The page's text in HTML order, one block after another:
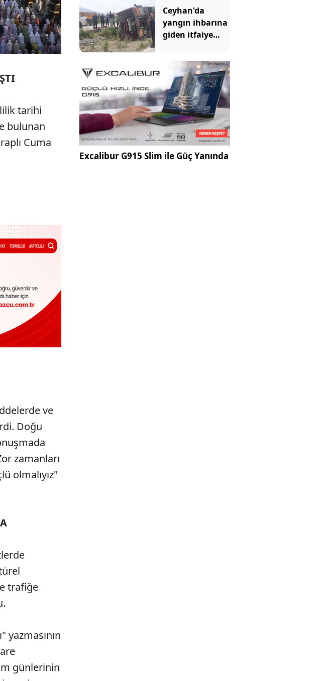
tarihi
bulunan
Cuma
ve
Doğu
zamanları
olmalıyız"
trafiğe
günlerinin
Ceyhan'da
yangın ihbarına
giden itfaiye
yaralı
Excalibur G915 Slim ile Güç Yanında